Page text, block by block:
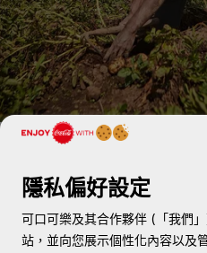
隱私偏好設定
可口可樂及其合作夥伴 (「我們
站，並向您展示個性化內容以及